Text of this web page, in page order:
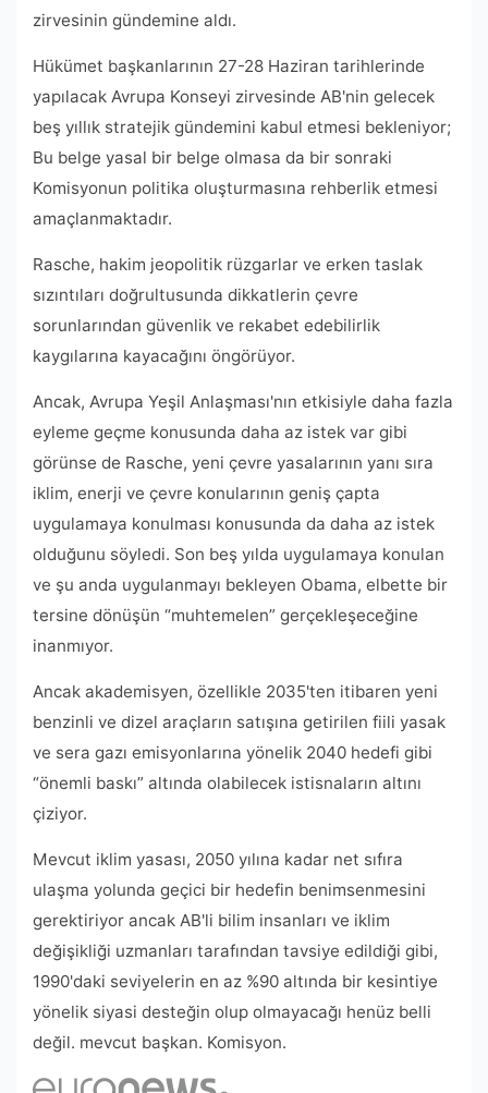
zirvesinin gündemine aldı.
Hükümet başkanlarının 27-28 Haziran tarihlerinde
yapılacak Avrupa Konseyi zirvesinde AB'nin gelecek
beş yıllık stratejik gündemini kabul etmesi bekleniyor;
Bu belge yasal bir belge olmasa da bir sonraki
Komisyonun politika oluşturmasına rehberlik etmesi
amaçlanmaktadır.
Rasche, hakim jeopolitik rüzgarlar ve erken taslak
sızıntıları doğrultusunda dikkatlerin çevre
sorunlarından güvenlik ve rekabet edebilirlik
kaygılarına kayacağını öngörüyor.
Ancak, Avrupa Yeşil Anlaşması'nın etkisiyle daha fazla
eyleme geçme konusunda daha az istek var gibi
görünse de Rasche, yeni çevre yasalarının yanı sıra
iklim, enerji ve çevre konularının geniş çapta
uygulamaya konulması konusunda da daha az istek
olduğunu söyledi. Son beş yılda uygulamaya konulan
ve şu anda uygulanmayı bekleyen Obama, elbette bir
tersine dönüşün “muhtemelen” gerçekleşeceğine
inanmıyor.
Ancak akademisyen, özellikle 2035'ten itibaren yeni
benzinli ve dizel araçların satışına getirilen fiili yasak
ve sera gazı emisyonlarına yönelik 2040 hedefi gibi
“önemli baskı” altında olabilecek istisnaların altını
çiziyor.
Mevcut iklim yasası, 2050 yılına kadar net sıfıra
ulaşma yolunda geçici bir hedefin benimsenmesini
gerektiriyor ancak AB'li bilim insanları ve iklim
değişikliği uzmanları tarafından tavsiye edildiği gibi,
1990'daki seviyelerin en az %90 altında bir kesintiye
yönelik siyasi desteğin olup olmayacağı henüz belli
değil. mevcut başkan. Komisyon.